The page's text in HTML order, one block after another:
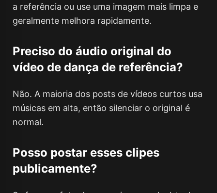
a referência ou use uma imagem mais limpa e
geralmente melhora rapidamente.
Preciso do áudio original do
vídeo de dança de referência?
Não. A maioria dos posts de vídeos curtos usa
músicas em alta, então silenciar o original é
normal.
Posso postar esses clipes
publicamente?